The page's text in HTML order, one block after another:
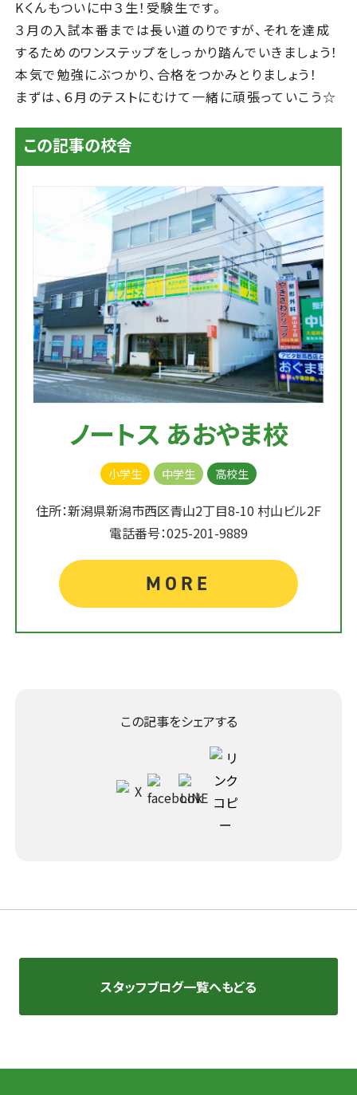
Kくんもついに中３生！受験生です。
３月の入試本番までは長い道のりですが、それを達成
するためのワンステップをしっかり踏んでいきましょう！
本気で勉強にぶつかり、合格をつかみとりましょう！
まずは、６月のテストにむけて一緒に頑張っていこう☆
この記事の校舎
ノートス あおやま校
小学生 中学生 高校生
住所：新潟県新潟市西区青山2丁目8-10 村山ビル2F
電話番号：025-201-9889
MORE
この記事をシェアする
スタッフブログ一覧へもどる